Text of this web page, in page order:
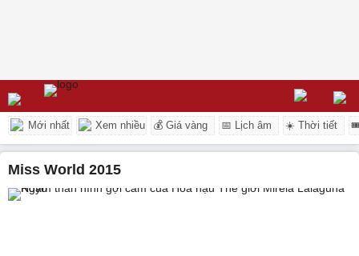
Mới nhất Xem nhiều 💰 Giá vàng 📅 Lịch âm ☀️ Thời tiết
Miss World 2015